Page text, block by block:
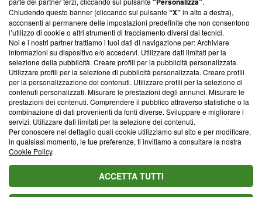
Su di noi
Team editoriale
Corporate
Redazione
Informativa Privacy
Cookie Policy
Blasting SA, IDI CHE-247.845.224, Via Carlo Frasca, 3 - 6900
Lugano (Svizzera) Tel:+39 0690258937
© 2026 Blasting News
Chiudendo questo banner (cliccando sul pulsante“X”in alto a destra),
acconsenti al permanere delle impostazioni predefinite che non consentono
l’utilizzo di cookie o altri strumenti di tracciamento diversi dai tecnici.
Noi e i nostri partner trattiamo i tuoi dati di navigazione per: Archiviare
informazioni su dispositivo e/o accedervi. Utilizzare dati limitati per la
selezione della pubblicità. Creare profili per la pubblicità personalizzata.
Utilizzare profili per la selezione di pubblicità personalizzata. Creare profili
per la personalizzazione dei contenuti. Utilizzare profili per la selezione di
contenuti personalizzati. Misurare le prestazioni degli annunci. Misurare le
prestazioni dei contenuti. Comprendere il pubblico attraverso statistiche o la
combinazione di dati provenienti da fonti diverse. Sviluppare e migliorare i
servizi. Utilizzare dati limitati per la selezione dei contenuti.
Per conoscere nel dettaglio quali cookie utilizziamo sul sito e per modificare,
in qualsiasi momento, le tue preferenze, ti invitiamo a consultare la nostra
Cookie Policy.
ACCETTA TUTTI